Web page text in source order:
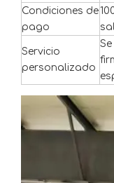
Condiciones de
pago
Servicio
personalizado